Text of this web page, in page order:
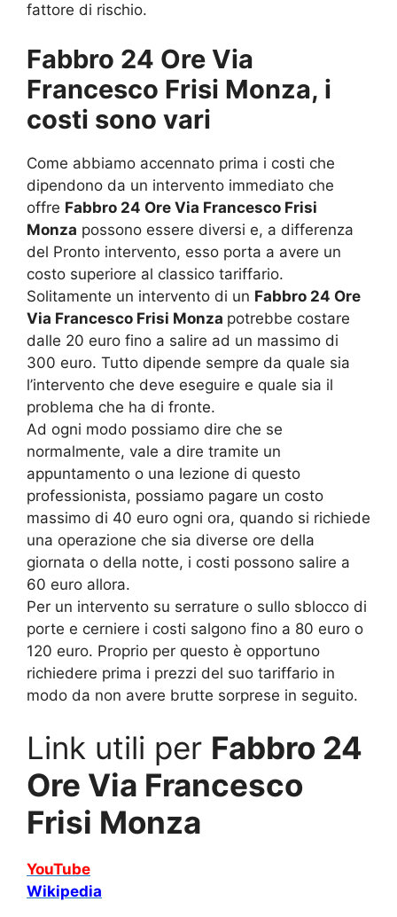
fattore di rischio.
Fabbro 24 Ore Via
Francesco Frisi Monza, i
costi sono vari
Come abbiamo accennato prima i costi che
dipendono da un intervento immediato che
offre Fabbro 24 Ore Via Francesco Frisi
Monza possono essere diversi e, a differenza
del Pronto intervento, esso porta a avere un
costo superiore al classico tariffario.
Solitamente un intervento di un Fabbro 24 Ore
Via Francesco Frisi Monza potrebbe costare
dalle 20 euro fino a salire ad un massimo di
300 euro. Tutto dipende sempre da quale sia
l’intervento che deve eseguire e quale sia il
problema che ha di fronte.
Ad ogni modo possiamo dire che se
normalmente, vale a dire tramite un
appuntamento o una lezione di questo
professionista, possiamo pagare un costo
massimo di 40 euro ogni ora, quando si richiede
una operazione che sia diverse ore della
giornata o della notte, i costi possono salire a
60 euro allora.
Per un intervento su serrature o sullo sblocco di
porte e cerniere i costi salgono fino a 80 euro o
120 euro. Proprio per questo è opportuno
richiedere prima i prezzi del suo tariffario in
modo da non avere brutte sorprese in seguito.
Link utili per Fabbro 24
Ore Via Francesco
Frisi Monza
YouTube
Wikipedia